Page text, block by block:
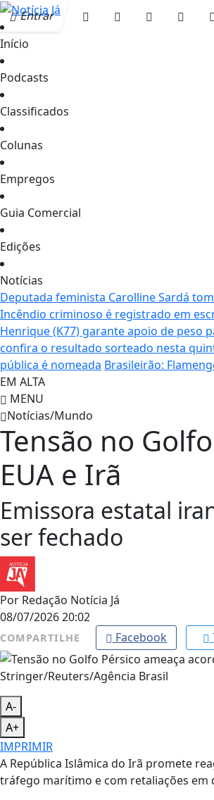
Entrar
Início
Podcasts
Classificados
Colunas
Empregos
Guia Comercial
Edições
Notícias
Deputada feminista Carolline Sardá
Incêndio criminoso é registrado em
Henrique (K77) garante apoio de peso
confira o resultado sorteado nesta
pública é nomeada Brasileirão:
EM ALTA
MENU
Notícias/Mundo
Tensão no
EUA e Irã
Emissora estatal
ser fechado
Por Redação Notícia Já
08/07/2026 20:02
COMPARTILHE Facebook
Stringer/Reuters/Agência Brasil
A-
A+
IMPRIMIR
A República Islâmica do Irã promete
tráfego marítimo e com retaliações